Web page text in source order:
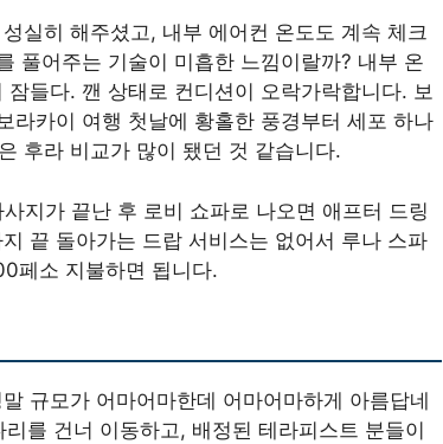
실히 해주셨고, 내부 에어컨 온도도 계속 체크
풀어주는 기술이 미흡한 느낌이랄까? 내부 온
들다. 깬 상태로 컨디션이 오락가락합니다. 보
라카이 여행 첫날에 황홀한 풍경부터 세포 하나
후라 비교가 많이 됐던 것 같습니다.
지가 끝난 후 로비 쇼파로 나오면 애프터 드링
끝 돌아가는 드랍 서비스는 없어서 루나 스파
페소 지불하면 됩니다.
규모가 어마어마한데 어마어마하게 아름답네
를 건너 이동하고, 배정된 테라피스트 분들이